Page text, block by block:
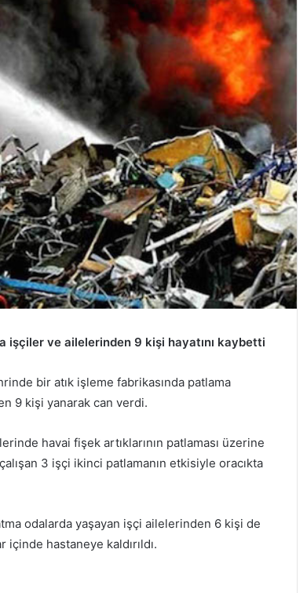
işçiler ve ailelerinden 9 kişi hayatını kaybetti
bir atık işleme fabrikasında patlama
9 kişi yanarak can verdi.
havai fişek artıklarının patlaması üzerine
3 işçi ikinci patlamanın etkisiyle oracıkta
odalarda yaşayan işçi ailelerinden 6 kişi de
içinde hastaneye kaldırıldı.